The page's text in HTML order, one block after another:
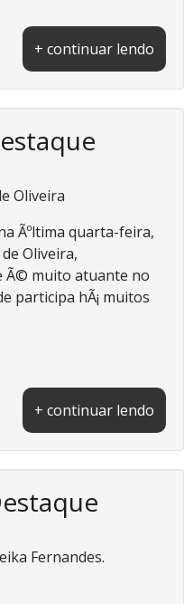
+ continuar lendo
Oliveira
Ãºltima quarta-feira,
Oliveira,
Ã© muito atuante no
participa hÃ¡ muitos
+ continuar lendo
Fernandes.